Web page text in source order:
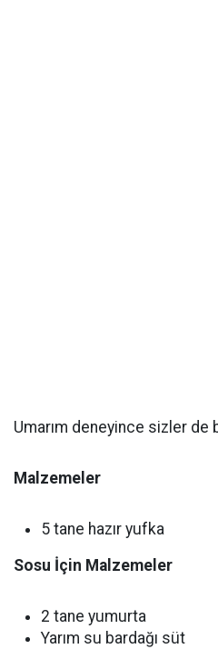
Umarım deneyince sizler de
Malzemeler
5 tane hazır yufka
Sosu İçin Malzemeler
2 tane yumurta
Yarım su bardağı süt